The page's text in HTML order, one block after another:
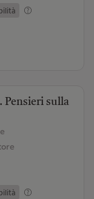
Pensieri sulla